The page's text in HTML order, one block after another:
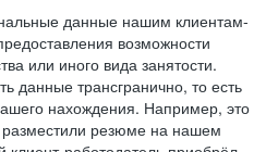
данные нашим клиентам-
возможности
или иного вида занятости.
данные трансгранично, то есть
нахождения. Например, это
резюме на нашем